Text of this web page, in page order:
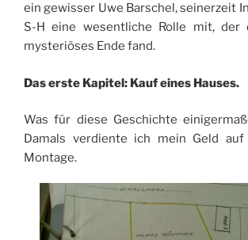
ein gewisser Uwe Barschel, seinerzeit
S-H eine wesentliche Rolle mit, der
mysteriöses Ende fand.
Das erste Kapitel: Kauf eines Hauses.
Was für diese Geschichte
Damals verdiente ich mein Geld
Montage.